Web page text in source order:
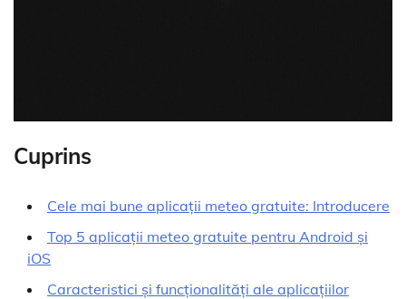
Cuprins
Cele mai bune aplicații meteo gratuite: Introducere
Top 5 aplicații meteo gratuite pentru Android și
iOS
Caracteristici și funcționalități ale aplicațiilor